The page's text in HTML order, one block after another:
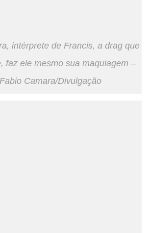
intérprete de Francis, a drag que
faz ele mesmo sua maquiagem –
Camara/Divulgação